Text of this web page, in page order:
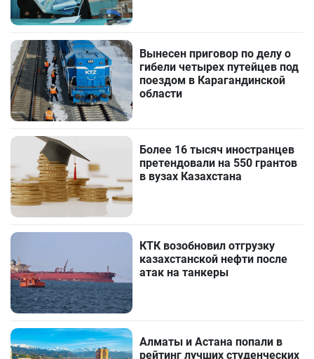
Вынесен приговор по делу о
гибели четырех путейцев под
поездом в Карагандинской
области
Более 16 тысяч иностранцев
претендовали на 550 грантов
в вузах Казахстана
КТК возобновил отгрузку
казахстанской нефти после
атак на танкеры
Алматы и Астана попали в
рейтинг лучших студенческих